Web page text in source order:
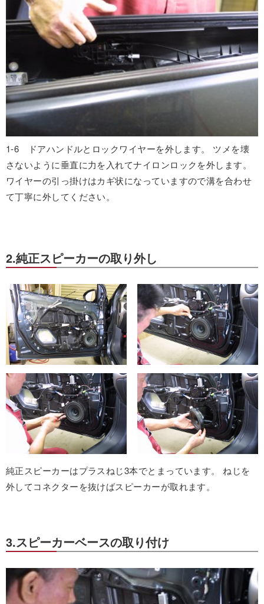
1-6 ドアハンドルとロックワイヤーを外します。 ツメを壊
さないように垂直に力を入れてナイロンロックを外します。
ワイヤーの引っ掛けはカギ状になっていますので溝を合わせ
て丁寧に外してください。
2.純正スピーカーの取り外し
純正スピーカーはプラスねじ3本でとまっています。 ねじを
外してコネクターを抜けばスピーカーが取れます。
3.スピーカーベースの取り付け